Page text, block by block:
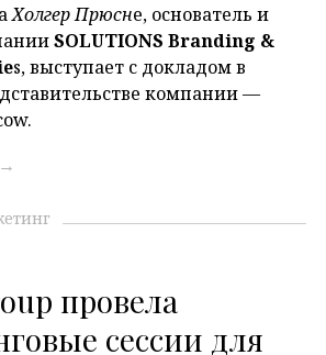
Холгер Прюсне, основатель и
SOLUTIONS Branding &
s, выступает с докладом в
компании —
→
провела
сессии для